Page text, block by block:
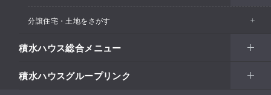
分譲住宅・土地をさがす
エリアからさがす
北海道・東北
市区町村からさがす
積水ハウス総合メニュー
住まい
積水ハウスグループリンク